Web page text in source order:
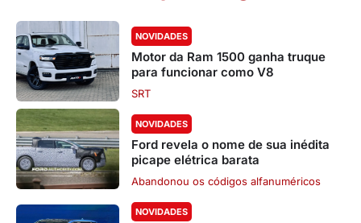
NOVIDADES
Motor da Ram 1500 ganha truque
para funcionar como V8
SRT
NOVIDADES
Ford revela o nome de sua inédita
picape elétrica barata
Abandonou os códigos alfanuméricos
NOVIDADES